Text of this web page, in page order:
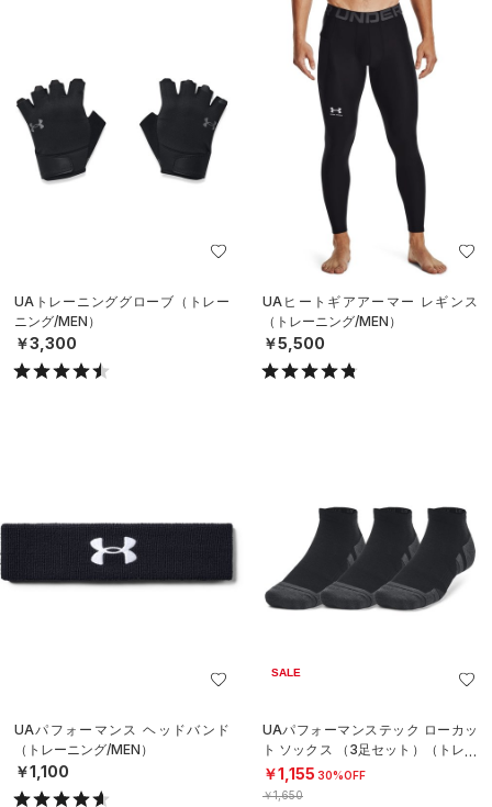
UAトレーニンググローブ（トレー
ニング/MEN）
￥3,300
UAヒートギアアーマー レギンス
（トレーニング/MEN）
￥5,500
UAパフォーマンス ヘッドバンド
（トレーニング/MEN）
￥1,100
SALE
UAパフォーマンステック ローカッ
ト ソックス （3足セット）（トレー
ニング/UNISEX）
￥1,155 30%OFF
￥1,650